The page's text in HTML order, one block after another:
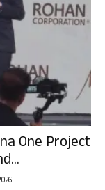
One Project